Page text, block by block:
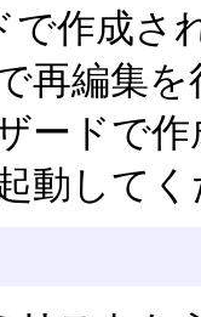
で作成さ
再編集
ードで
動して